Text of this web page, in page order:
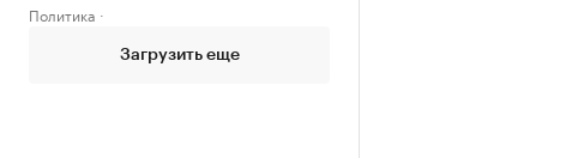
Политика
Загрузить еще